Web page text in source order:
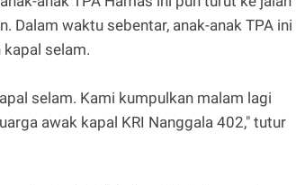
Dalam waktu sebentar, anak-anak TPA ini
selam.
selam. Kami kumpulkan malam lagi
awak kapal KRI Nanggala 402," tutur